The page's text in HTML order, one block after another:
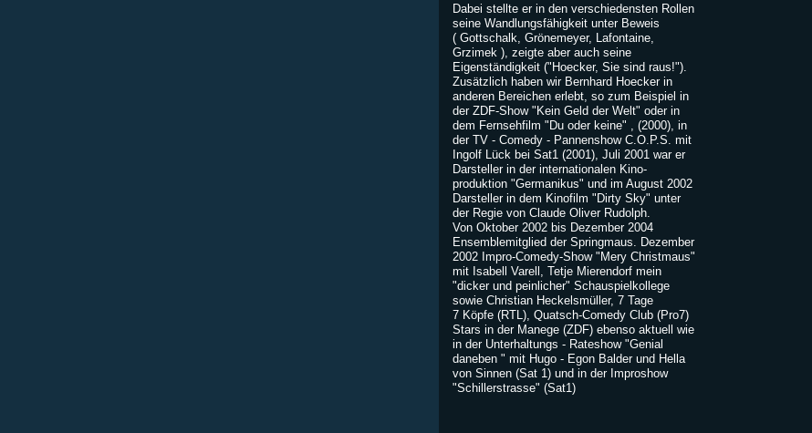
Dabei stellte er in den verschiedensten Rollen
seine Wandlungsfähigkeit unter Beweis
( Gottschalk, Grönemeyer, Lafontaine,
Grzimek ), zeigte aber auch seine
Eigenständigkeit ("Hoecker, Sie sind raus!").
Zusätzlich haben wir Bernhard Hoecker in
anderen Bereichen erlebt, so zum Beispiel in
der ZDF-Show "Kein Geld der Welt" oder in
dem Fernsehfilm "Du oder keine" , (2000), in
der TV - Comedy - Pannenshow C.O.P.S. mit
Ingolf Lück bei Sat1 (2001), Juli 2001 war er
Darsteller in der internationalen Kino-
produktion "Germanikus" und im August 2002
Darsteller in dem Kinofilm "Dirty Sky" unter
der Regie von Claude Oliver Rudolph.
Von Oktober 2002 bis Dezember 2004
Ensemblemitglied der Springmaus. Dezember
2002 Impro-Comedy-Show "Mery Christmaus"
mit Isabell Varell, Tetje Mierendorf mein
"dicker und peinlicher" Schauspielkollege
sowie Christian Heckelsmüller, 7 Tage
7 Köpfe (RTL), Quatsch-Comedy Club (Pro7)
Stars in der Manege (ZDF) ebenso aktuell wie
in der Unterhaltungs - Rateshow "Genial
daneben " mit Hugo - Egon Balder und Hella
von Sinnen (Sat 1) und in der Improshow
"Schillerstrasse" (Sat1)